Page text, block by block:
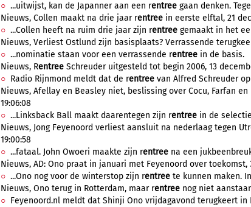
...uitwijst, kan de Japanner aan een rentree gaan denken.
Nieuws, Collen maakt na drie jaar rentree in eerste elftal, 21
...Collen heeft na ruim drie jaar zijn rentree gemaakt in het
Nieuws, Verliest Ostlund zijn basisplaats? Verrassende
...nominatie staan voor een verrassende rentree in de basis.
Nieuws, Rentree Schreuder uitgesteld tot begin 2006, 13
Radio Rijnmond meldt dat de rentree van Alfred Schreuder
Nieuws, Afellay en Beasley niet, beslissing over Cocu, Farfan en
19:06:08
...Linksback Ball maakt daarentegen zijn rentree in de
Nieuws, Jong Feyenoord verliest aansluit na nederlaag tegen
19:00:58
...fataal. John Owoeri maakte zijn rentree na een
Nieuws, AD: Ono praat in januari met Feyenoord over toekomst,
...Ono nog voor de winterstop zijn rentree te kunnen maken.
Nieuws, Ono terug in Rotterdam, maar rentree nog niet
Feyenoord.nl meldt dat Shinji Ono vrijdagavond terugkeert in